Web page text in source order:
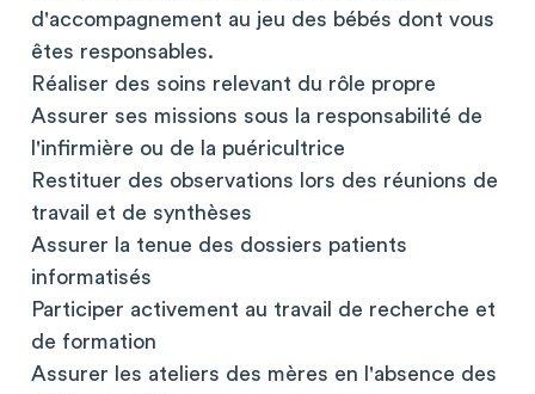
d'accompagnement au jeu des bébés dont vous
êtes responsables.
Réaliser des soins relevant du rôle propre
Assurer ses missions sous la responsabilité de
l'infirmière ou de la puéricultrice
Restituer des observations lors des réunions de
travail et de synthèses
Assurer la tenue des dossiers patients
informatisés
Participer activement au travail de recherche et
de formation
Assurer les ateliers des mères en l'absence des